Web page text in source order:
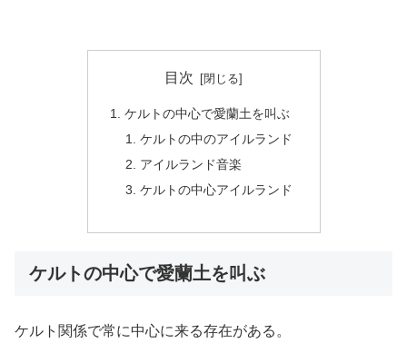
目次
ケルトの中心で愛蘭土を叫ぶ
ケルトの中のアイルランド
アイルランド音楽
ケルトの中心アイルランド
ケルトの中心で愛蘭土を叫ぶ
ケルト関係で常に中心に来る存在がある。